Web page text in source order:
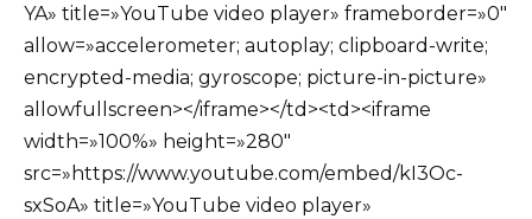
YA» title=»YouTube video player» frameborder=»0″
allow=»accelerometer; autoplay; clipboard-write;
encrypted-media; gyroscope; picture-in-picture»
allowfullscreen></iframe></td><td><iframe
width=»100%» height=»280″
src=»https://www.youtube.com/embed/kI3Oc-
sxSoA» title=»YouTube video player»